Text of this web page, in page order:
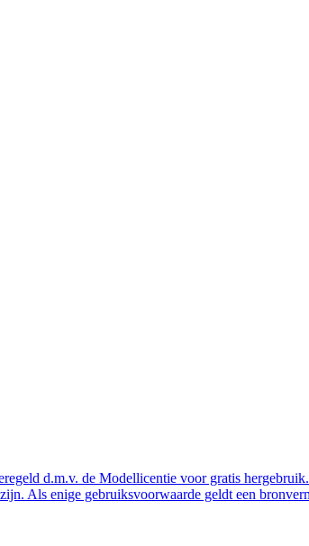
d.m.v. de Modellicentie voor gratis
Als enige gebruiksvoorwaarde geldt een